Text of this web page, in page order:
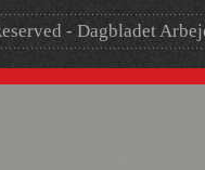
- Dagbladet